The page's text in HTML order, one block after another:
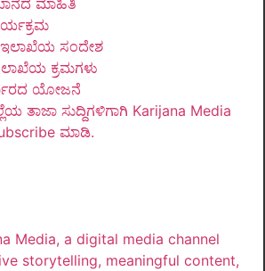
ಮಾಹಿತಿ
ಸಂದೇಶ
ಕ್ರಮಗಳು
ಯೋಜನೆ
ತಾಜಾ ಸುದ್ದಿಗಳಿಗಾಗಿ Karijana Media
ಮಾಡಿ.
Media, a digital media channel
storytelling, meaningful content,